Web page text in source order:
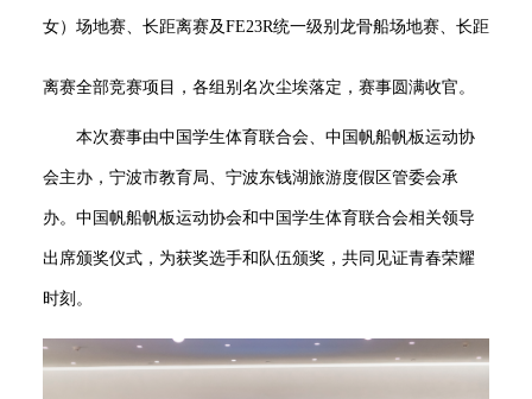
女）场地赛、长距离赛及FE23R统一级别龙骨船场地赛、长距
离赛全部竞赛项目，各组别名次尘埃落定，赛事圆满收官。
本次赛事由中国学生体育联合会、中国帆船帆板运动协
会主办，宁波市教育局、宁波东钱湖旅游度假区管委会承
办。 中国帆船帆板运动协会和中国学生体育联合会相关领导
出席颁奖仪式，为获奖选手和队伍颁奖，共同见证青春荣耀
时刻。